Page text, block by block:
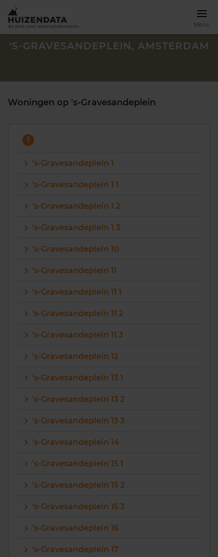
Menu
088 220 4200
Maandag t/m vrijdag - 08:00 -18:00
'S-GRAVESANDEPLEIN, AMSTERDAM
Woningen op 's-Gravesandeplein
1
's-Gravesandeplein 1
's-Gravesandeplein 1 1
's-Gravesandeplein 1 2
's-Gravesandeplein 1 3
's-Gravesandeplein 10
's-Gravesandeplein 11
's-Gravesandeplein 11 1
's-Gravesandeplein 11 2
's-Gravesandeplein 11 3
's-Gravesandeplein 12
's-Gravesandeplein 13 1
's-Gravesandeplein 13 2
's-Gravesandeplein 13 3
's-Gravesandeplein 14
's-Gravesandeplein 15 1
's-Gravesandeplein 15 2
's-Gravesandeplein 15 3
's-Gravesandeplein 16
's-Gravesandeplein 17